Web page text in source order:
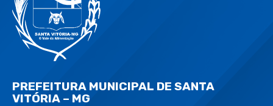
PREFEITURA MUNICIPAL DE SANTA
VITÓRIA – MG